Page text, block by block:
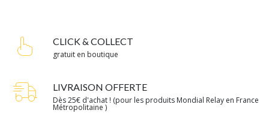
CLICK & COLLECT
gratuit en boutique
LIVRAISON OFFERTE
Dès 25€ d'achat ! (pour les produits Mondial Relay en France
Métropolitaine )